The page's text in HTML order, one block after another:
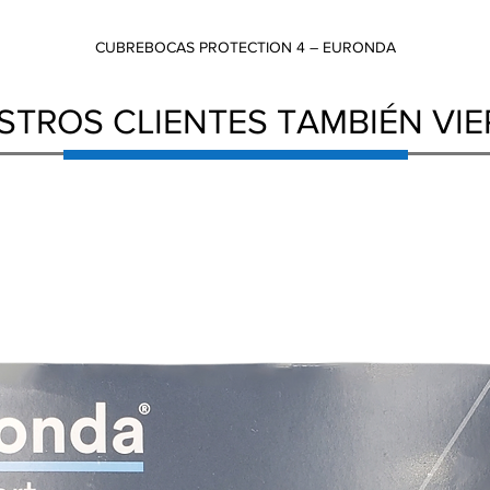
Vista rápida
CUBREBOCAS PROTECTION 4 – EURONDA
CLIENTES TAMBIÉN